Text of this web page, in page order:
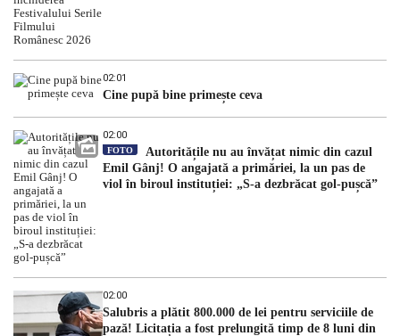
02:01
Cine pupă bine primește ceva
02:00
FOTO
Autoritățile nu au învățat nimic din cazul
Emil Gânj! O angajată a primăriei, la un pas de
viol în biroul instituției: „S-a dezbrăcat gol-pușcă”
02:00
Salubris a plătit 800.000 de lei pentru serviciile de
pază! Licitația a fost prelungită timp de 8 luni din